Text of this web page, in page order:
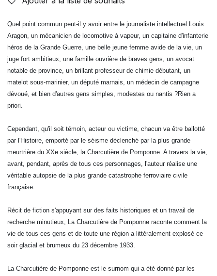
Quel point commun peut-il y avoir entre le journaliste intellectuel Louis
Aragon, un mécanicien de locomotive à vapeur, un capitaine d'infanterie
héros de la Grande Guerre, une belle jeune femme avide de la vie, un
juge fort ambitieux, une famille ouvrière de braves gens, un avocat
notable de province, un brillant professeur de chimie débutant, un
matelot sous-marinier, un député marnais, un médecin de campagne
dévoué, et bien d'autres gens simples, modestes ou nantis ?Rien a
priori.
Cependant, qu'il soit témoin, acteur ou victime, chacun va être ballotté
par l'Histoire, emporté par le séisme déclenché par la plus grande
meurtrière du XXe siècle, la Charcutière de Pomponne. A travers la vie,
avant, pendant, après de tous ces personnages, l'auteur réalise une
véritable autopsie de la plus grande catastrophe ferroviaire civile
française.
Récit de fiction s'appuyant sur des faits historiques et un travail de
recherche minutieux, La Charcutière de Pomponne raconte comment la
vie de tous ces gens et de toute une région a littéralement explosé ce
soir glacial et brumeux du 23 décembre 1933.
La Charcutière de Pomponne est le surnom qui a été donné par les